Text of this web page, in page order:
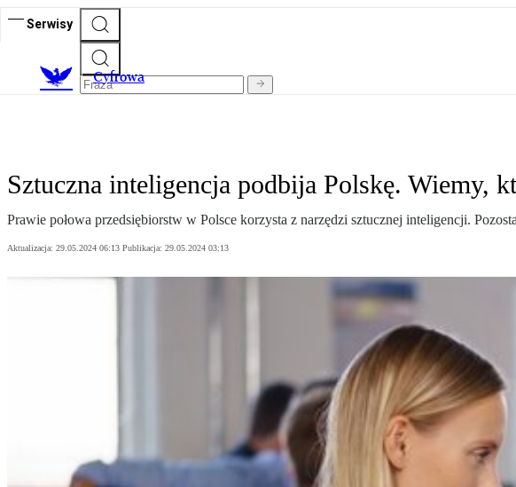
Serwisy
Cyfrowa
Sztuczna inteligencja podbija Polskę. Wiemy,
Prawie połowa przedsiębiorstw w Polsce korzysta z narzędzi sztucznej inteligencji.
Aktualizacja: 29.05.2024 06:13 Publikacja: 29.05.2024 03:13